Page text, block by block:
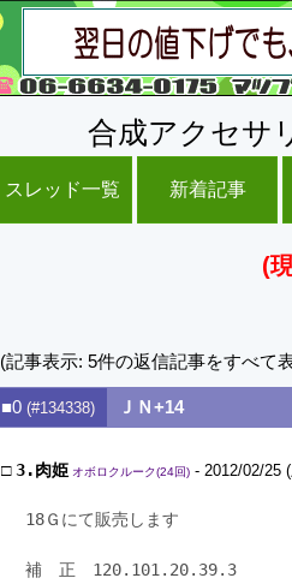
合成アクセサ
スレッド一覧 新着記事
(
(記事表示: 5件の返信記事をすべて
■0 (#134338) ＪＮ+14
□3.肉姫 オボロクルーク(24回) - 2012/02/25
18Ｇにて販売します
補　正　120.101.20.39.3